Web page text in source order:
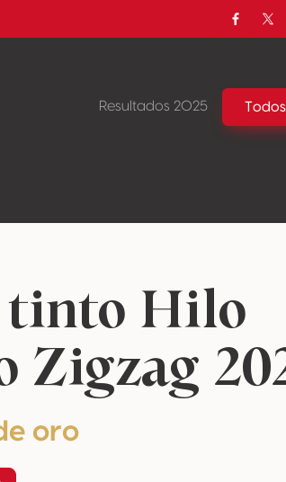
Facebook
Resultados 2025
Hilo
Zigzag
oro